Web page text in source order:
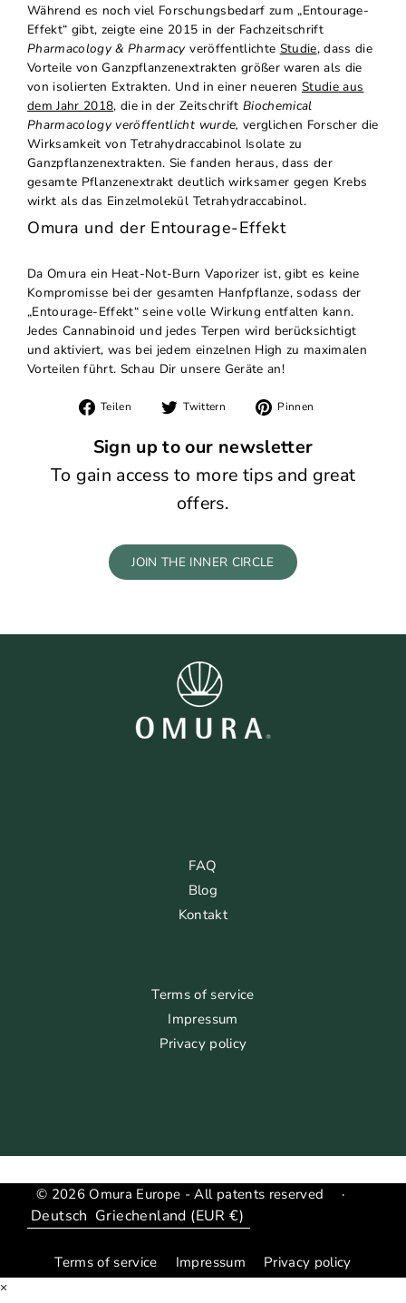
Während es noch viel Forschungsbedarf zum „Entourage-
Effekt“ gibt, zeigte eine 2015 in der Fachzeitschrift
Pharmacology & Pharmacyveröffentlichte Studie, dass die
Vorteile von Ganzpflanzenextrakten größer waren als die
von isolierten Extrakten. Und in einer neueren Studie aus
dem Jahr 2018, die in der Zeitschrift Biochemical
Pharmacology veröffentlicht wurde, verglichen Forscher die
Wirksamkeit vonTetrahydraccabinol Isolate zu
Ganzpflanzenextrakten. Sie fanden heraus, dass der
gesamte Pflanzenextrakt deutlich wirksamer gegen Krebs
wirkt als das Einzelmolekül Tetrahydraccabinol.
Omura und der Entourage-Effekt
Da Omura ein Heat-Not-Burn Vaporizer ist, gibt es keine
Kompromisse bei der gesamten Hanfpflanze, sodass der
„Entourage-Effekt“ seine volle Wirkung entfalten kann.
Jedes Cannabinoid und jedes Terpen wird berücksichtigt
und aktiviert, was bei jedem einzelnen High zu maximalen
Vorteilen führt. Schau Dir unsere Geräte an!
Teilen
Auf
teilen
Twittern
Auf
twittern
Pinnen
Sign up to our newsletter
To gain access to more tips and great
offers.
JOIN THE INNER CIRCLE
FAQ
Blog
Kontakt
Terms of service
Impressum
Privacy policy
© 2026 Omura Europe - All patents reserved
·
Sprache
Translation
de.general.country_region.dropdown_label
Terms of service Impressum Privacy policy
×